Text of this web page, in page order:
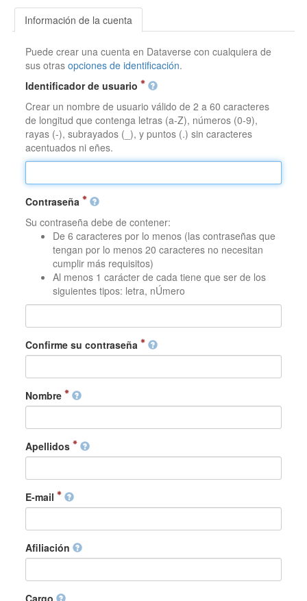
Información de la cuenta
Puede crear una cuenta en Dataverse con cualquiera de
sus otrasopciones de identificación.
Identificador de usuario
Crear un nombre de usuario válido de 2 a 60 caracteres
de longitud que contenga letras (a-Z), números (0-9),
rayas (-), subrayados (_), y puntos (.) sin caracteres
acentuados ni eñes.
Contraseña
Su contraseña debe de contener:
De 6 caracteres por lo menos (las contraseñas que
tengan por lo menos 20 caracteres no necesitan
cumplir más requisitos)
Al menos 1 carácter de cada tiene que ser de los
siguientes tipos: letra, nÚmero
Confirme su contraseña
Nombre
Apellidos
E-mail
Afiliación
Cargo